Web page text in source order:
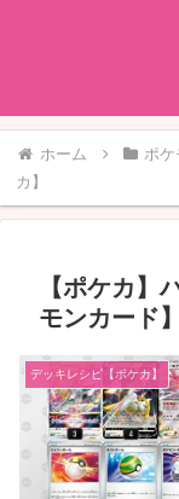
ホーム ポケ
カ】
【ポケカ】
モンカード】
デッキレシピ【ポケカ】